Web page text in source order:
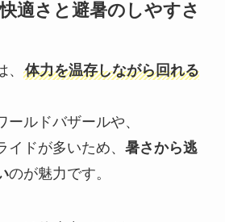
適さと避暑のしやすさ
体力を温存しながら回れる
ルドバザールや、
イドが多いため、 暑さから逃
のが魅力です。